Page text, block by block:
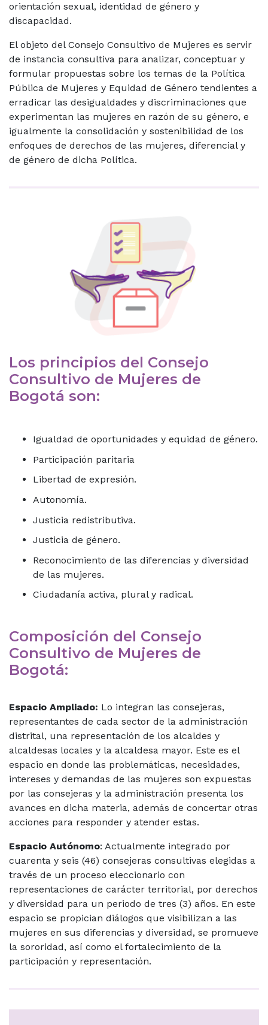
orientación sexual, identidad de género y
discapacidad.
El objeto del Consejo Consultivo de Mujeres es servir
de instancia consultiva para analizar, conceptuar y
formular propuestas sobre los temas de la Política
Pública de Mujeres y Equidad de Género tendientes a
erradicar las desigualdades y discriminaciones que
experimentan las mujeres en razón de su género, e
igualmente la consolidación y sostenibilidad de los
enfoques de derechos de las mujeres, diferencial y
de género de dicha Política.
Los principios del Consejo
Consultivo de Mujeres de
Bogotá son:
Igualdad de oportunidades y equidad de género.
Participación paritaria
Libertad de expresión.
Autonomía.
Justicia redistributiva.
Justicia de género.
Reconocimiento de las diferencias y diversidad
de las mujeres.
Ciudadanía activa, plural y radical.
Composición del Consejo
Consultivo de Mujeres de
Bogotá:
Espacio Ampliado: Lo integran las consejeras,
representantes de cada sector de la administración
distrital, una representación de los alcaldes y
alcaldesas locales y la alcaldesa mayor. Este es el
espacio en donde las problemáticas, necesidades,
intereses y demandas de las mujeres son expuestas
por las consejeras y la administración presenta los
avances en dicha materia, además de concertar otras
acciones para responder y atender estas.
Espacio Autónomo: Actualmente integrado por
cuarenta y seis (46) consejeras consultivas elegidas a
través de un proceso eleccionario con
representaciones de carácter territorial, por derechos
y diversidad para un periodo de tres (3) años. En este
espacio se propician diálogos que visibilizan a las
mujeres en sus diferencias y diversidad, se promueve
la sororidad, así como el fortalecimiento de la
participación y representación.